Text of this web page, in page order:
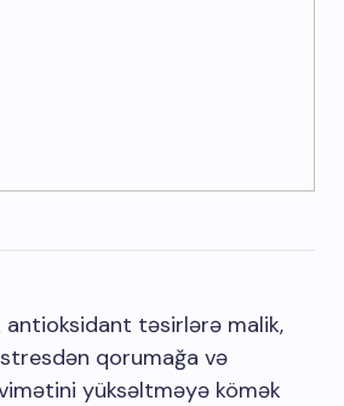
antioksidant təsirlərə malik,
qorumağa və
yüksəltməyə kömək